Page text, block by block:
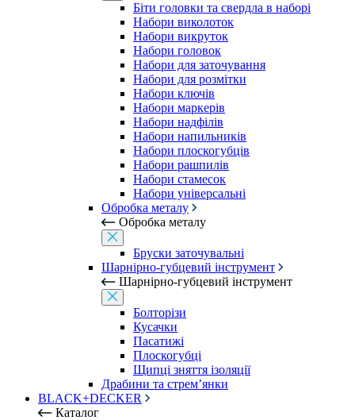
Біти головки та свердла в наборі
Набори виколоток
Набори викруток
Набори головок
Набори для заточування
Набори для розмітки
Набори ключів
Набори маркерів
Набори надфілів
Набори напильників
Набори плоскогубців
Набори рашпилів
Набори стамесок
Набори універсальні
Обробка металу
Обробка металу
Бруски заточувальні
Шарнірно-губцевий інструмент
Шарнірно-губцевий інструмент
Болторізи
Кусачки
Пасатижі
Плоскогубці
Щипці зняття ізоляції
Драбини та стрем’янки
BLACK+DECKER
Каталог